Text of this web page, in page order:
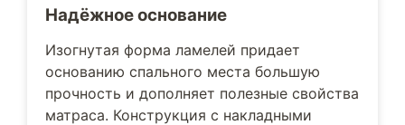
Надёжное основание
Изогнутая форма ламелей придает
основанию спального места большую
прочность и дополняет полезные свойства
матраса. Конструкция с накладными